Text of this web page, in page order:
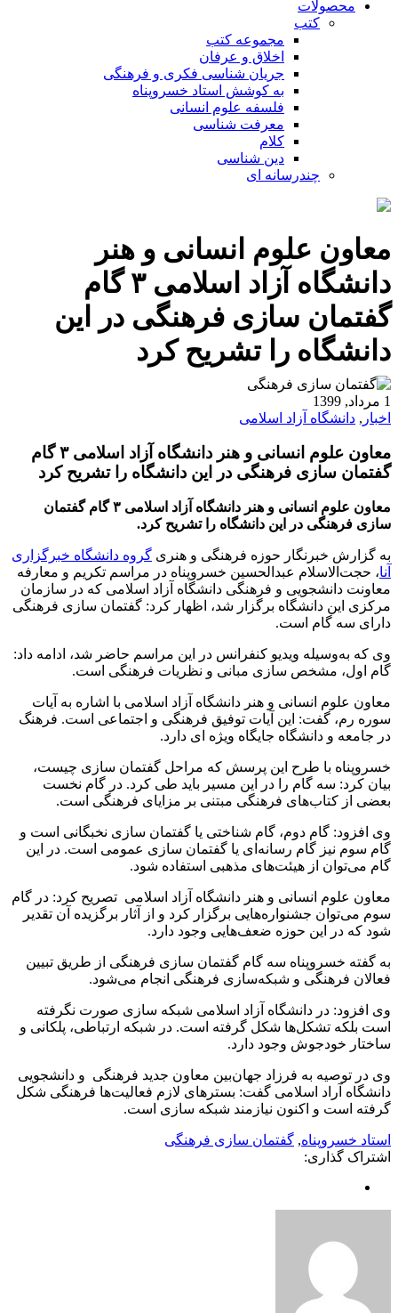
محصولات
کتب
مجموعه کتب
اخلاق و عرفان
جریان شناسی فکری و فرهنگی
به کوشش استاد خسروپناه
فلسفه علوم انسانی
معرفت شناسی
کلام
دین شناسی
چندرسانه ای
معاون علوم انسانی و هنر
دانشگاه آزاد اسلامی ۳ گام
گفتمان سازی فرهنگی در این
دانشگاه را تشریح کرد
1 مرداد, 1399
اخبار , دانشگاه آزاد اسلامی
معاون علوم انسانی و هنر دانشگاه آزاد اسلامی ۳ گام
گفتمان سازی فرهنگی در این دانشگاه را تشریح کرد
معاون علوم انسانی و هنر دانشگاه آزاد اسلامی ۳ گام گفتمان
سازی فرهنگی در این دانشگاه را تشریح کرد.
به گزارش خبرنگار حوزه فرهنگی و هنری گروه دانشگاه خبرگزاری
آنا، حجت‌الاسلام عبدالحسین خسروپناه در مراسم تکریم و معارفه
معاونت دانشجویی و فرهنگی دانشگاه آزاد اسلامی که در سازمان
مرکزی این دانشگاه برگزار شد، اظهار کرد: گفتمان سازی فرهنگی
دارای سه گام است.
وی که به‌وسیله ویدیو کنفرانس در این مراسم حاضر شد، ادامه داد:
گام اول، مشخص سازی مبانی و نظریات فرهنگی است.
معاون علوم انسانی و هنر دانشگاه آزاد اسلامی با اشاره به آیات
سوره رم، گفت: این آیات توفیق فرهنگی و اجتماعی است. فرهنگ
در جامعه و دانشگاه جایگاه ویژه ای دارد.
خسروپناه با طرح این پرسش که مراحل گفتمان سازی چیست،
بیان کرد: سه گام را در این مسیر باید طی کرد. در گام نخست
بعضی از کتاب‌های فرهنگی مبتنی بر مزایای فرهنگی است.
وی افزود: گام دوم، گام شناختی یا گفتمان سازی نخبگانی است‌ و
گام سوم نیز گام رسانه‌ای یا گفتمان سازی عمومی است. در این
گام می‌توان از هیئت‌های مذهبی استفاده شود.
معاون علوم انسانی و هنر دانشگاه آزاد اسلامی تصریح کرد: در گام
سوم می‌توان جشنواره‌هایی برگزار کرد و از آثار برگزیده آن تقدیر
شود‌ که در این حوزه ضعف‌هایی وجود دارد.
به گفته خسروپناه سه گام گفتمان سازی فرهنگی از طریق تبیین
فعالان فرهنگی و شبکه‌سازی فرهنگی انجام می‌شود.
وی افزود: در دانشگاه آزاد اسلامی شبکه سازی صورت نگرفته
است بلکه تشکل‌ها شکل گرفته است‌. در شبکه ارتباطی، پلکانی و
ساختار خودجوش وجود دارد‌.
وی در توصیه به فرزاد جهان‌بین معاون جدید فرهنگی و دانشجویی
دانشگاه آراد اسلامی گفت: بستر‌های لازم فعالیت‌ها فرهنگی شکل
گرفته است و اکنون نیازمند شبکه سازی است.
استاد خسروپناه, گفتمان سازی فرهنگی
اشتراک گذاری: